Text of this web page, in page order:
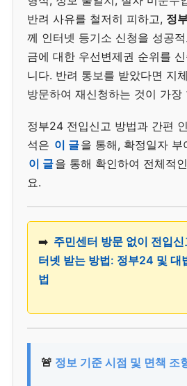
반려 사유를 철저히 피하고, 정
께 인터넷 등기소 신청을 성공
금에 대한 우선변제권 순위를
니다. 반려 통보를 받았다면 지
방문하여 재신청하는 것이 가장
정부24 전입신고 방법과 간편
석은 이 글을 통해, 확정일자
이 글을 통해 확인하여 전체적
요.
➡️ 주민센터 방문 없이 전입
터넷 받는 방법: 정부24 및 대
법
🚨 정보 기준 시점 및 면책 조